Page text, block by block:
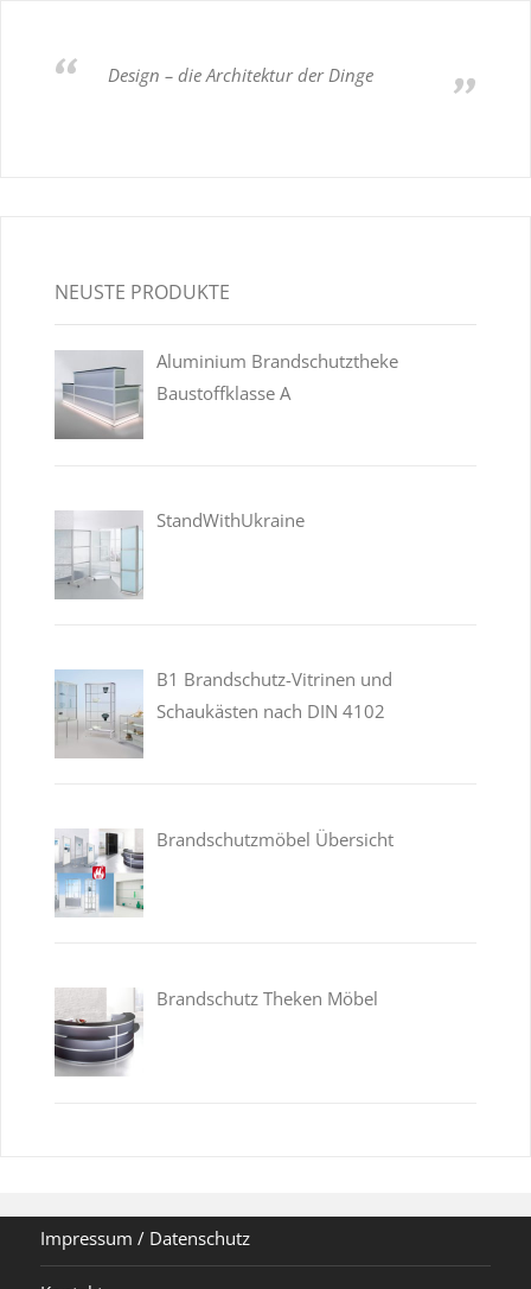
Design – die Architektur der Dinge
NEUSTE PRODUKTE
Aluminium Brandschutztheke
Baustoffklasse A
StandWithUkraine
B1 Brandschutz-Vitrinen und
Schaukästen nach DIN 4102
Brandschutzmöbel Übersicht
Brandschutz Theken Möbel
Impressum / Datenschutz